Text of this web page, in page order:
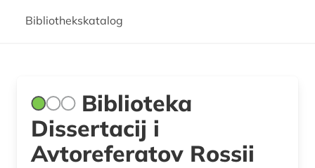
Bibliothekskatalog
Biblioteka
Dissertacij i
Avtoreferatov Rossii